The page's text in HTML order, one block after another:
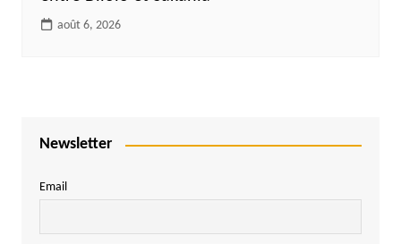
août 6, 2026
Newsletter
Email